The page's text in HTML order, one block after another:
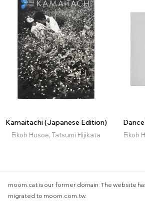
Kamaitachi (Japanese Edition)
Eikoh Hosoe, Tatsumi Hijikata Eikoh
moom.cat is our former domain. The website
migrated to moom.com.tw.